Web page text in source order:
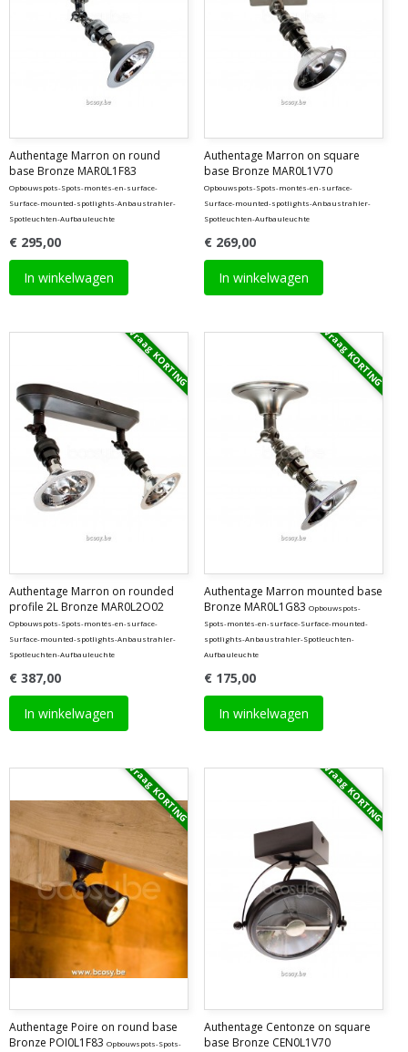
Authentage Marron on round
base Bronze MAR0L1F83
Opbouwspots-Spots-montés-en-surface-
Surface-mounted-spotlights-Anbaustrahler-
Spotleuchten-Aufbauleuchte
€ 295,00
In winkelwagen
Authentage Marron on square
base Bronze MAR0L1V70
Opbouwspots-Spots-montés-en-surface-
Surface-mounted-spotlights-Anbaustrahler-
Spotleuchten-Aufbauleuchte
€ 269,00
In winkelwagen
Vraag KORTING
Authentage Marron on rounded
profile 2L Bronze MAR0L2O02
Opbouwspots-Spots-montés-en-surface-
Surface-mounted-spotlights-Anbaustrahler-
Spotleuchten-Aufbauleuchte
€ 387,00
In winkelwagen
Vraag KORTING
Authentage Marron mounted base
Bronze MAR0L1G83 Opbouwspots-
Spots-montés-en-surface-Surface-mounted-
spotlights-Anbaustrahler-Spotleuchten-
Aufbauleuchte
€ 175,00
In winkelwagen
Vraag KORTING
Authentage Poire on round base
Bronze POI0L1F83 Opbouwspots-Spots-
Vraag KORTING
Authentage Centonze on square
base Bronze CEN0L1V70